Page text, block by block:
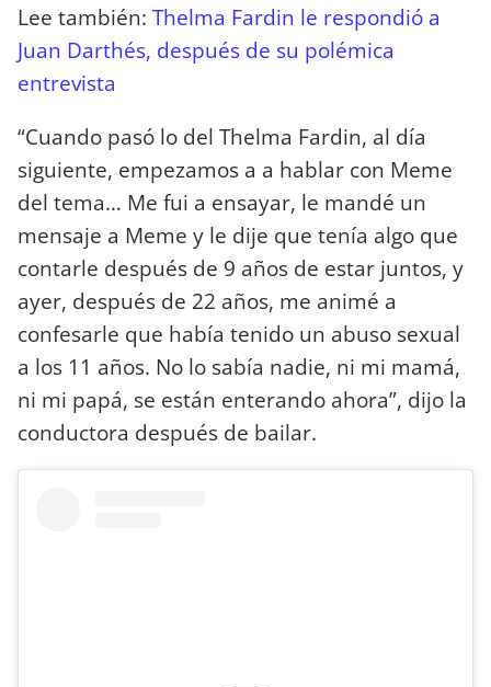
Lee también: Thelma Fardin le respondió a
Juan Darthés, después de su polémica
entrevista
“Cuando pasó lo del Thelma Fardin, al día
siguiente, empezamos a a hablar con Meme
del tema… Me fui a ensayar, le mandé un
mensaje a Meme y le dije que tenía algo que
contarle después de 9 años de estar juntos, y
ayer, después de 22 años, me animé a
confesarle que había tenido un abuso sexual
a los 11 años. No lo sabía nadie, ni mi mamá,
ni mi papá, se están enterando ahora”, dijo la
conductora después de bailar.